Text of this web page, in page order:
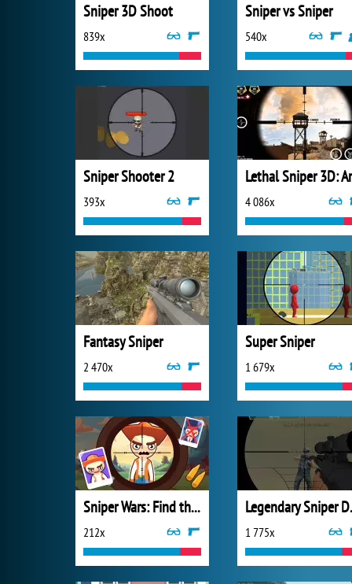
Sniper 3D Shoot
839x
Sniper vs Sniper
540x
Sniper Shooter 2
393x 4 086x
Fantasy Sniper
2 470x
Super Sniper
1 679x
Sniper Wars: Find the Criminal
212x 1 775x